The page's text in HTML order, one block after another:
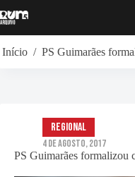
para
Início / PS Guimarães
PS Guimarães formalizou
Regional
4 de Agosto, 2017